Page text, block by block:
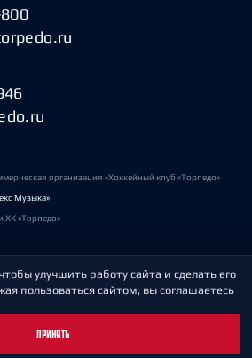
организация «Хоккейный клуб «Торпедо»
Музыка»
ХК «Торпедо»
данных
улучшить работу сайта и сделать его
пользоваться сайтом, вы соглашаетесь
ПРИНЯТЬ